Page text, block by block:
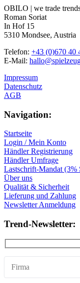
OBILO | we trade
Roman Soriat
In Hof 15
5310 Mondsee, Austria
Telefon: +43 (0)670 40
E-Mail:
Impressum
Datenschutz
AGB
Navigation:
Startseite
Login / Mein Konto
Händler Registrierung
Händler Umfrage
Lastschrift-Mandat (3%
Über uns
Qualität & Sicherheit
Lieferung und Zahlung
Newsletter Anmeldung
Trend-Newsletter: